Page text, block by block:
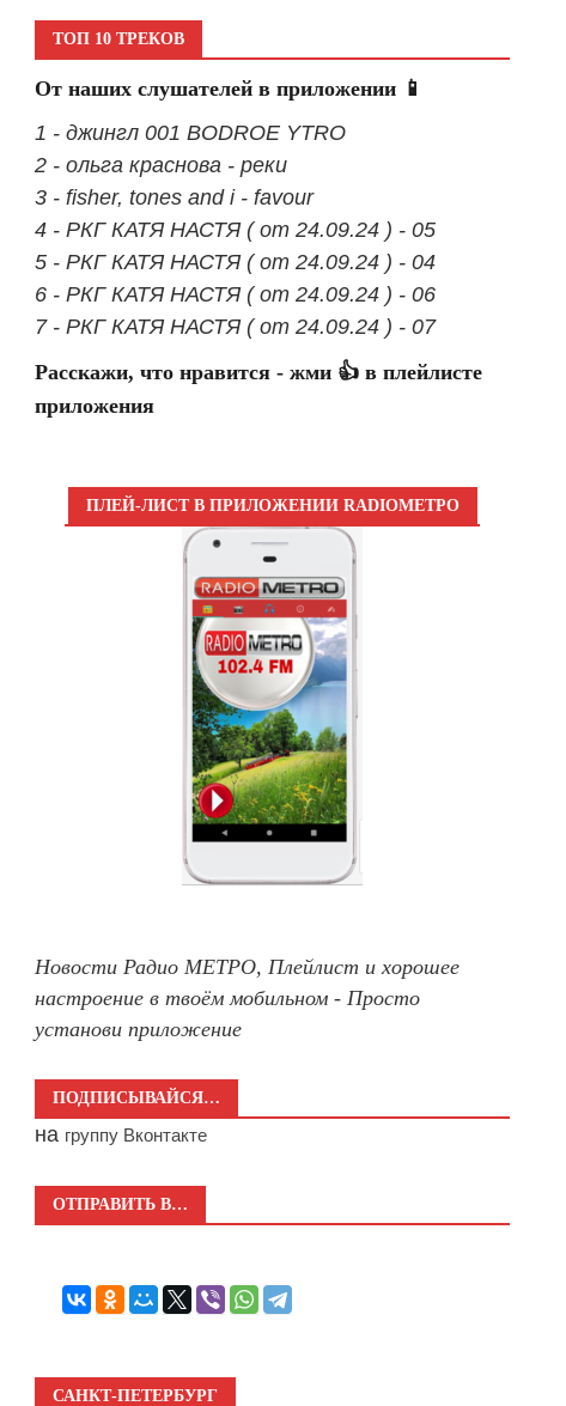
ТОП 10 ТРЕКОВ
От наших слушателей в приложении 📱
1 - джингл 001 BODROE YTRO
2 - ольга краснова - реки
3 - fisher, tones and i - favour
4 - РКГ КАТЯ НАСТЯ ( от 24.09.24 ) - 05
5 - РКГ КАТЯ НАСТЯ ( от 24.09.24 ) - 04
6 - РКГ КАТЯ НАСТЯ ( от 24.09.24 ) - 06
7 - РКГ КАТЯ НАСТЯ ( от 24.09.24 ) - 07
Расскажи, что нравится - жми 👍 в плейлисте
приложения
ПЛЕЙ-ЛИСТ В ПРИЛОЖЕНИИ RADIOМЕТРО
Новости Радио МЕТРО, Плейлист и хорошее
настроение в твоём мобильном - Просто
установи приложение
ПОДПИСЫВАЙСЯ…
на группу Вконтакте
ОТПРАВИТЬ В…
САНКТ-ПЕТЕРБУРГ